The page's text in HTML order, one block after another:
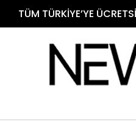
TÜM TÜRKİYE’YE